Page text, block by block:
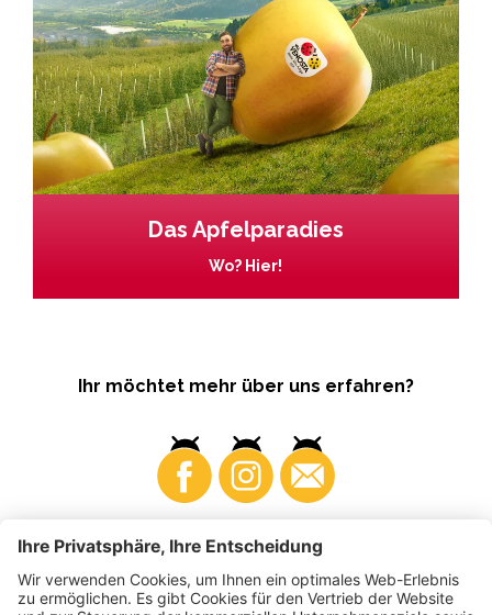
Das Apfelparadies
Wo? Hier!
Ihr möchtet mehr über uns erfahren?
Business Produzenten